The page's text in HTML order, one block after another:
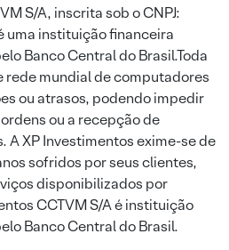
S/A, inscrita sob o CNPJ:
instituição financeira
Banco Central do Brasil.Toda
rede mundial de computadores
ou atrasos, podendo impedir
ou a recepção de
A XP Investimentos exime-se de
sofridos por seus clientes,
disponibilizados por
CCTVM S/A é instituição
Banco Central do Brasil.